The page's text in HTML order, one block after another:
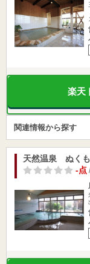
楽天
関連情報から探す
天然温泉 ぬく
-点/